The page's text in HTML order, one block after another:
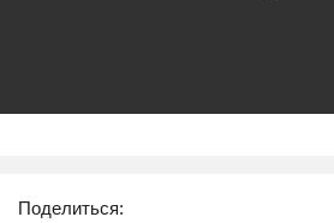
Поделиться: